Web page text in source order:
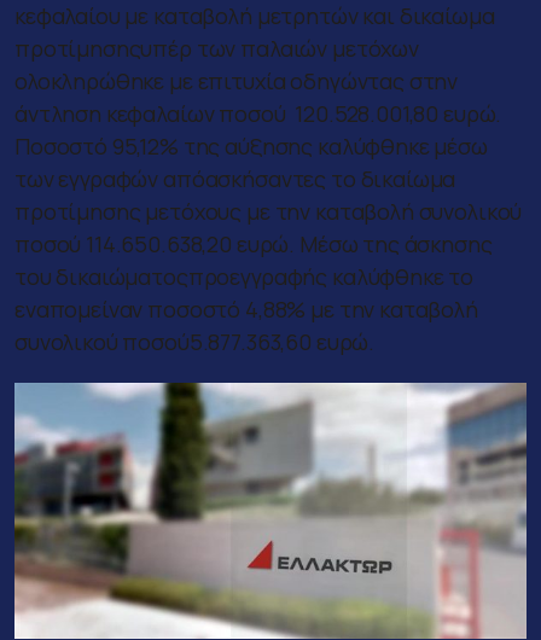
κεφαλαίου με καταβολή μετρητών και δικαίωμα
προτίμησηςυπέρ των παλαιών μετόχων
ολοκληρώθηκε με επιτυχία οδηγώντας στην
άντληση κεφαλαίων ποσού 120.528.001,80 ευρώ.
Ποσοστό 95,12% της αύξησης καλύφθηκε μέσω
των εγγραφών απόασκήσαντες το δικαίωμα
προτίμησης μετόχους με την καταβολή συνολικού
ποσού 114.650.638,20 ευρώ. Μέσω της άσκησης
του δικαιώματοςπροεγγραφής καλύφθηκε το
εναπομείναν ποσοστό 4,88% με την καταβολή
συνολικού ποσού5.877.363,60 ευρώ.